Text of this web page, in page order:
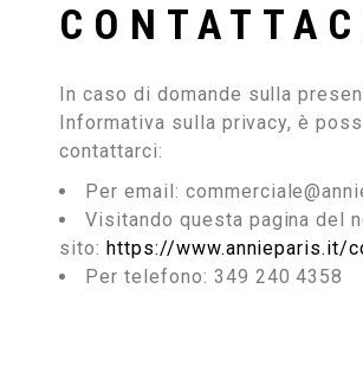
In caso di domande sulla
Informativa sulla privacy, è
contattarci:
Per email:
Visitando questa pagina del
sito:https://www.annieparis.it/
Per telefono: 349 240 4358